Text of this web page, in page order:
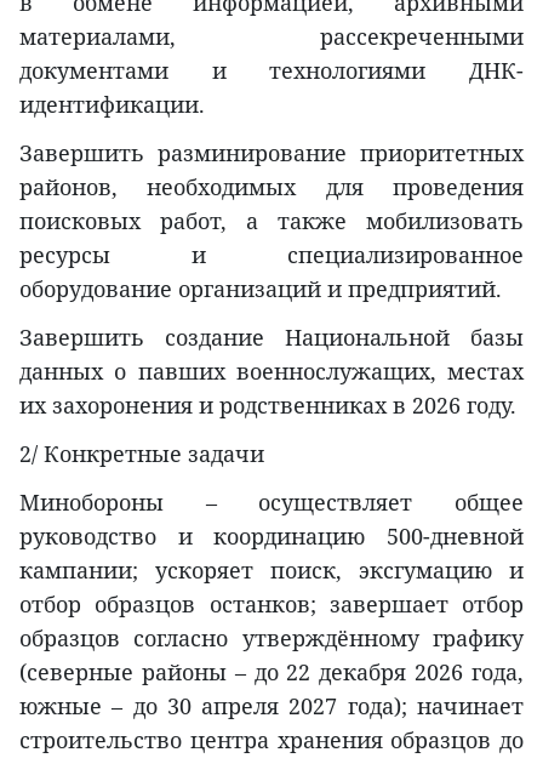
материалами, рассекреченными
документами и технологиями ДНК-
идентификации.
Завершить разминирование приоритетных
районов, необходимых для проведения
поисковых работ, а также мобилизовать
ресурсы и специализированное
оборудование организаций и предприятий.
Завершить создание Национальной базы
данных о павших военнослужащих, местах
их захоронения и родственниках в 2026 году.
2/ Конкретные задачи
Минобороны – осуществляет общее
руководство и координацию 500-дневной
кампании; ускоряет поиск, эксгумацию и
отбор образцов останков; завершает отбор
образцов согласно утверждённому графику
(северные районы – до 22 декабря 2026 года,
южные – до 30 апреля 2027 года); начинает
строительство центра хранения образцов до